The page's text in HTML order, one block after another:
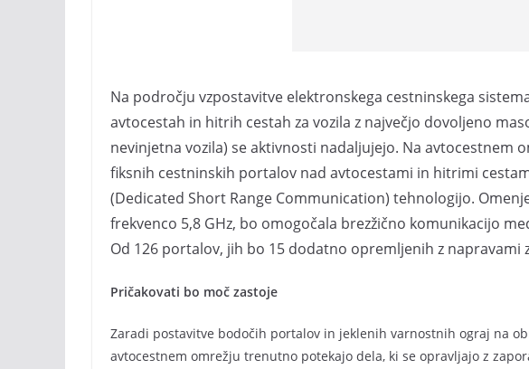
Na področju vzpostavitve elektronskega cestninskega
avtocestah in hitrih cestah za vozila z največjo dovoljeno
nevinjetna vozila) se aktivnosti nadaljujejo. Na avtocestnem
fiksnih cestninskih portalov nad avtocestami in hitrimi
(Dedicated Short Range Communication) tehnologijo.
frekvenco 5,8 GHz, bo omogočala brezžično komunikacijo
Od 126 portalov, jih bo 15 dodatno opremljenih z napravami
Pričakovati bo moč zastoje
Zaradi postavitve bodočih portalov in jeklenih varnostnih ograj na
avtocestnem omrežju trenutno potekajo dela, ki se opravljajo z